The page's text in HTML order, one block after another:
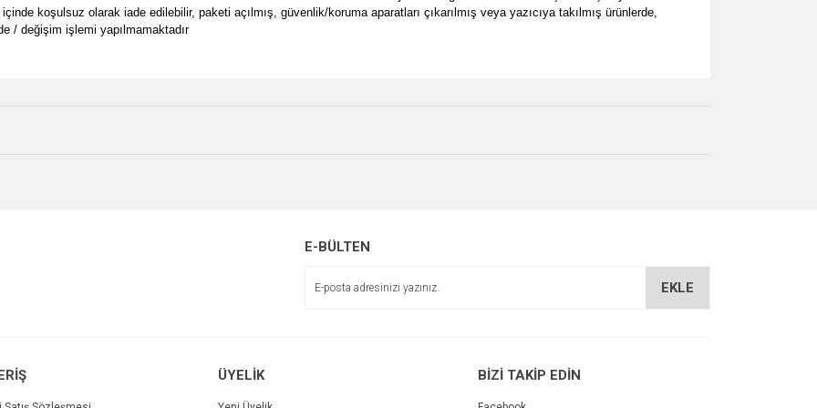
koşulsuz olarak iade edilebilir, paketi açılmış, güvenlik/koruma aparatları çıkarılmış veya yazıcıya takılmış ürünlerde,
/ değişim işlemi yapılmamaktadır
Gönder
E-BÜLTEN
EKLE
ÜYELİK BİZİ TAKİP EDİN